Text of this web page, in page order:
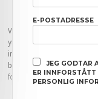
Vår nettbutikk bruker
yte deg bedre service. Vi
innloggingsdetaljer og
bruke siden som normalt
for cookies.
E-POSTADRESSE
JEG GODTAR
ER INNFORSTÅTT
PERSONLIG